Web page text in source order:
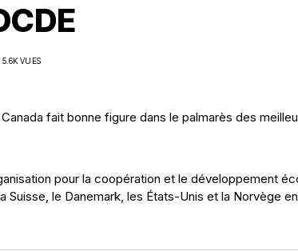
5.6K VUES
fait bonne figure dans le palmarès des
pour la coopération et le développement
Suisse, le Danemark, les États-Unis et la Norvège